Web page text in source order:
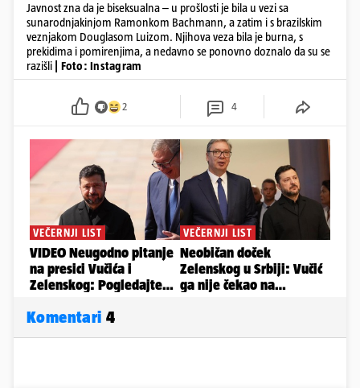
Javnost zna da je biseksualna – u prošlosti je bila u vezi sa
sunarodnjakinjom Ramonkom Bachmann, a zatim i s brazilskim
veznjakom Douglasom Luizom. Njihova veza bila je burna, s
prekidima i pomirenjima, a nedavno se ponovno doznalo da su se
razišli
| Foto: Instagram
2 4
Komentari 4